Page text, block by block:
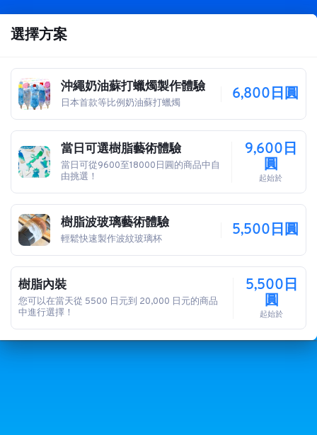
選擇方案
沖繩奶油蘇打蠟燭製作體驗
日本首款等比例奶油蘇打蠟燭
6,800日圓
當日可選樹脂藝術體驗
當日可從9600至18000日圓的商品中自
由挑選！
9,600日
圓
起始於
樹脂波玻璃藝術體驗
輕鬆快速製作波紋玻璃杯
5,500日圓
樹脂內裝
您可以在當天從 5500 日元到 20,000 日元的商品
中進行選擇！
5,500日
圓
起始於